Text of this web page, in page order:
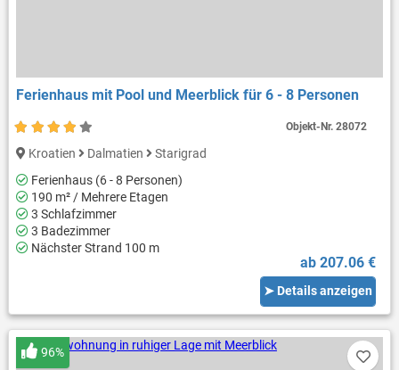
Ferienhaus mit Pool und Meerblick für 6 - 8 Personen
Kroatien Dalmatien
Starigrad
Ferienhaus (6 - 8 Personen)
190 m² / Mehrere Etagen
3 Schlafzimmer
3 Badezimmer
Nächster Strand 100 m
ab 207.06 €
➤ Details anzeigen
Objekt-Nr.28072
96%